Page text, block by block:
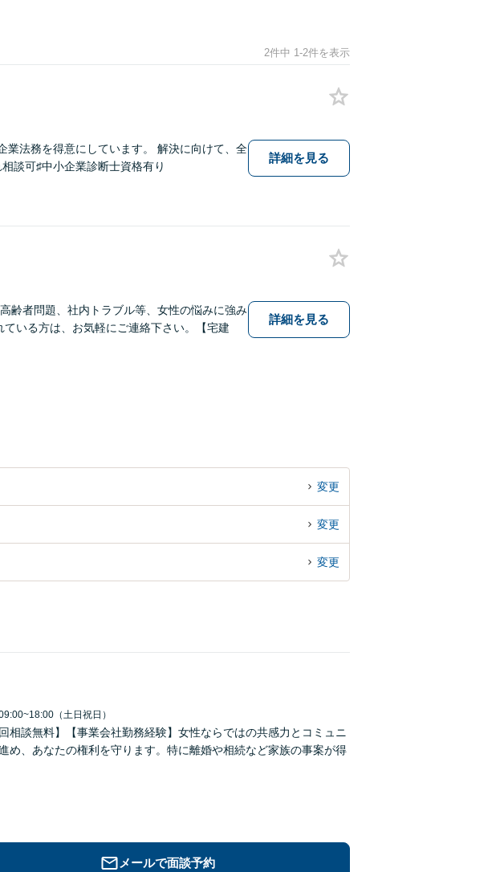
2件中 1-2件を表示
業法務を得意にしています。 解決に向けて、全
談可♯中小企業診断士資格有り
詳細を見る
齢者問題、社内トラブル等、女性の悩みに強み
いる方は、お気軽にご連絡下さい。【宅建
詳細を見る
変更
変更
変更
（土日祝日）
相談無料】【事業会社勤務経験】女性ならではの共感力とコミュニ
め、あなたの権利を守ります。特に離婚や相続など家族の事案が得
メールで面談予約